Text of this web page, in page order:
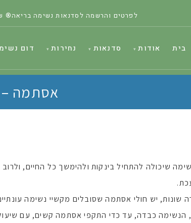
לפרטים והרשמה לסדנאות נשימה בריאה®
בית אודות סדנאות נחירות דום
אסתמה
שיכולה להתחיל בינקות ולהימשך כל החיים,
שונות, יש חולי אסתמה שסובלים מקשיי נשימה
הנשימה כבדה, עד כדי התקפי אסתמה קשים, עם